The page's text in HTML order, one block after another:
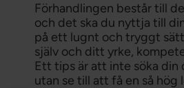
Förhandlingen består till
och det ska du nyttja till
på ett lugnt och tryggt
själv och ditt yrke,
Ett tips är att inte söka
utan se till att få en så